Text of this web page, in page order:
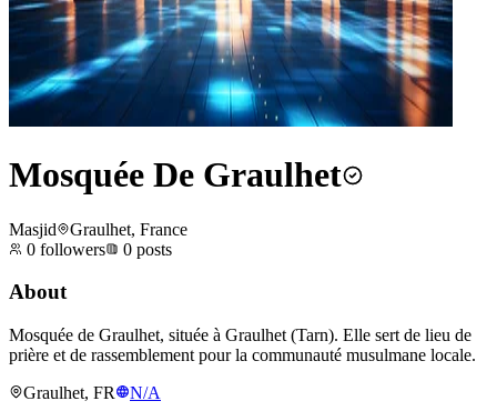
Mosquée De Graulhet
Masjid
Graulhet, France
0 followers 0 posts
About
Mosquée de Graulhet, située à Graulhet (Tarn). Elle sert de lieu de
prière et de rassemblement pour la communauté musulmane locale.
Graulhet, FR
N/A